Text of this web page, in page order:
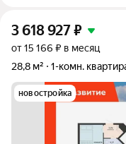
3 618 927₽
от 15 166 ₽ в месяц
28,8 м²
1-комн.
новостройка